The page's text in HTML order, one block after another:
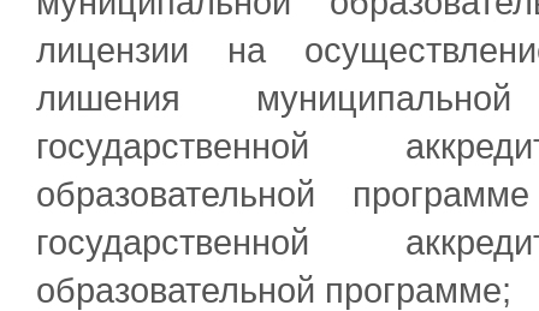
лицензии на
лишения муниципальной
государственной
образовательной
государственной
образовательной программе;